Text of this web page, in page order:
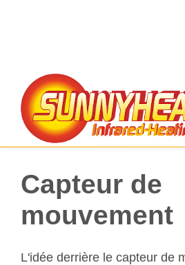
Capteur de
mouvement
L'idée derrière le capteur de